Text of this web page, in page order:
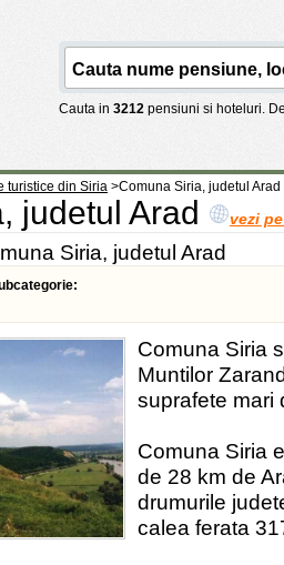
Cauta in 3212 pensiuni si hoteluri.
turistice din Siria >Comuna Siria, judetul Arad
judetul Arad vezi
Siria, judetul Arad
Comuna Siria
Muntilor
suprafete mari
Comuna Siria
de 28 km de
drumurile
calea ferata